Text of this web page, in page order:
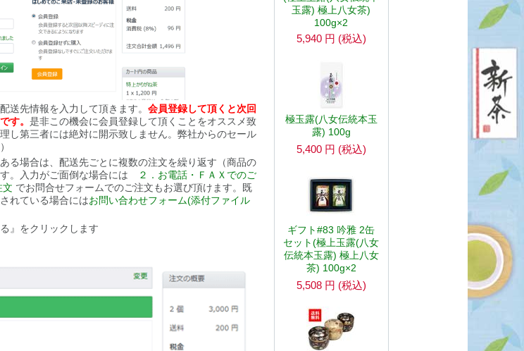
送先情報を入力して頂きます。 会員登録して頂くと次回
す。 是非この機会に会員登録して頂くことをオススメ致
し第三者には絶対に開示致しません。弊社からのセール
る場合は、配送先ごとに複数の注文を繰り返す（商品の
。入力がご面倒な場合には
２．お電話・ＦＡＸでのご
文 でお問合せフォームでのご注文もお選び頂けます。既
れている場合にはお問い合わせフォーム(添付ファイル
』をクリックします
玉露) 極上八女茶)
100g×2
5,940 円 (税込)
極玉露(八女伝統本玉
露) 100g
5,400 円 (税込)
ギフト#83 吟雅 2缶
セット(極上玉露(八女
伝統本玉露) 極上八女
茶) 100g×2
5,508 円 (税込)